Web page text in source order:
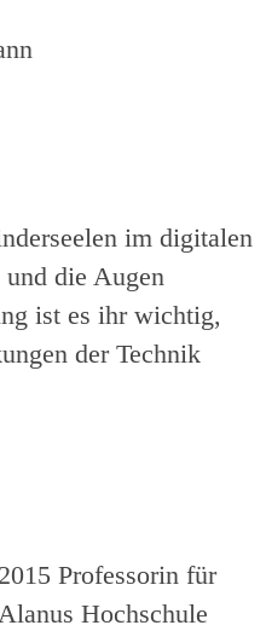
im digitalen
die Augen
ist es ihr wichtig,
der Technik
Professorin für
Hochschule